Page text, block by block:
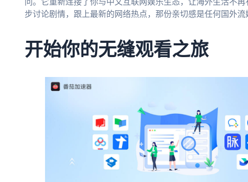
问。它重新连接了你与中文互联网娱乐生态，让海外生活不
步讨论剧情，跟上最新的网络热点，那份亲切感是任何国外流
开始你的无缝观看之旅